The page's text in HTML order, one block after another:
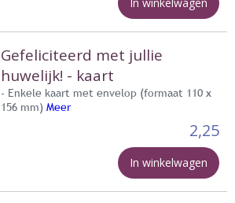
Gefeliciteerd met jullie
huwelijk! - kaart
- Enkele kaart met envelop (formaat 110 x
156 mm) Meer
2,25
In winkelwagen